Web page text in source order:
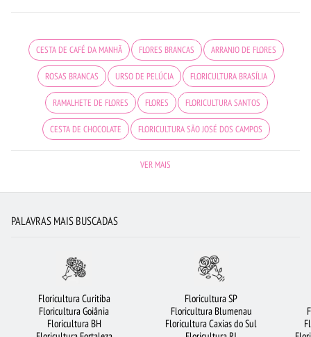
CESTA DE CAFÉ DA MANHÃ FLORES BRANCAS ARRANJO DE FLORES
ROSAS BRANCAS URSO DE PELÚCIA FLORICULTURA BRASÍLIA
RAMALHETE DE FLORES FLORES FLORICULTURA SANTOS
CESTA DE CHOCOLATE FLORICULTURA SÃO JOSÉ DOS CAMPOS
FLORICULTURA SALVADOR FLORICULTURA BELÉM
MAIS BUSCADOS FLORICULTURA PORTO ALEGRE
VER MAIS
PALAVRAS MAIS BUSCADAS
Floricultura Curitiba
Floricultura Goiânia
Floricultura BH
Floricultura SP
Floricultura Blumenau
Floricultura Caxias do Sul